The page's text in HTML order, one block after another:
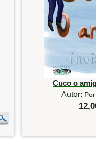
Cuco o
Autor: